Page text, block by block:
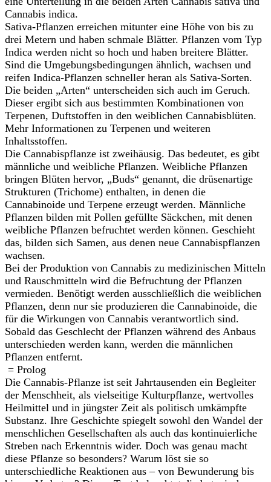
Cannabis indica.
Sativa-Pflanzen erreichen mitunter eine Höhe von bis zu
drei Metern und haben schmale Blätter. Pflanzen vom Typ
Indica werden nicht so hoch und haben breitere Blätter.
Sind die Umgebungsbedingungen ähnlich, wachsen und
reifen Indica-Pflanzen schneller heran als Sativa-Sorten.
Die beiden „Arten“ unterscheiden sich auch im Geruch.
Dieser ergibt sich aus bestimmten Kombinationen von
Terpenen, Duftstoffen in den weiblichen Cannabisblüten.
Mehr Informationen zu Terpenen und weiteren
Inhaltsstoffen.
Die Cannabispflanze ist zweihäusig. Das bedeutet, es gibt
männliche und weibliche Pflanzen. Weibliche Pflanzen
bringen Blüten hervor, „Buds“ genannt, die drüsenartige
Strukturen (Trichome) enthalten, in denen die
Cannabinoide und Terpene erzeugt werden. Männliche
Pflanzen bilden mit Pollen gefüllte Säckchen, mit denen
weibliche Pflanzen befruchtet werden können. Geschieht
das, bilden sich Samen, aus denen neue Cannabispflanzen
wachsen.
Bei der Produktion von Cannabis zu medizinischen Mitteln
und Rauschmitteln wird die Befruchtung der Pflanzen
vermieden. Benötigt werden ausschließlich die weiblichen
Pflanzen, denn nur sie produzieren die Cannabinoide, die
für die Wirkungen von Cannabis verantwortlich sind.
Sobald das Geschlecht der Pflanzen während des Anbaus
unterschieden werden kann, werden die männlichen
Pflanzen entfernt.
= Prolog
Die Cannabis-Pflanze ist seit Jahrtausenden ein Begleiter
der Menschheit, als vielseitige Kulturpflanze, wertvolles
Heilmittel und in jüngster Zeit als politisch umkämpfte
Substanz. Ihre Geschichte spiegelt sowohl den Wandel der
menschlichen Gesellschaften als auch das kontinuierliche
Streben nach Erkenntnis wider. Doch was genau macht
diese Pflanze so besonders? Warum löst sie so
unterschiedliche Reaktionen aus – von Bewunderung bis